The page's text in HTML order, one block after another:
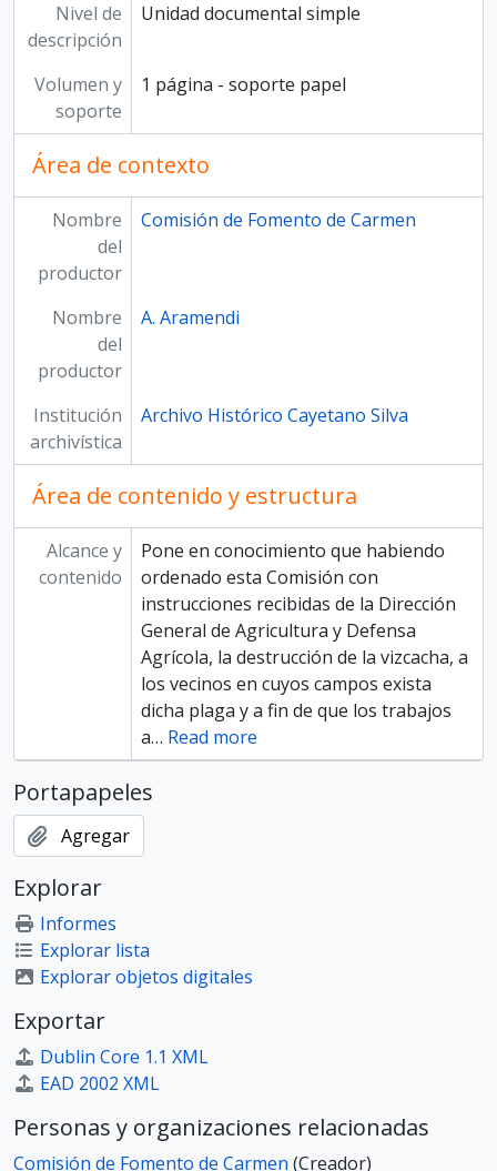
Nivel de
descripción
Unidad documental simple
Volumen y
soporte
1 página - soporte papel
Área de contexto
Nombre
del
productor
Comisión de Fomento de Carmen
Nombre
del
productor
A. Aramendi
Institución
archivística
Archivo Histórico Cayetano Silva
Área de contenido y estructura
Alcance y
contenido
Pone en conocimiento que habiendo
ordenado esta Comisión con
instrucciones recibidas de la Dirección
General de Agricultura y Defensa
Agrícola, la destrucción de la vizcacha, a
los vecinos en cuyos campos exista
dicha plaga y a fin de que los trabajos
a… Read more
Portapapeles
Agregar
Explorar
Informes
Explorar lista
Explorar objetos digitales
Exportar
Dublin Core 1.1 XML
EAD 2002 XML
Personas y organizaciones relacionadas
Comisión de Fomento de Carmen (Creador)